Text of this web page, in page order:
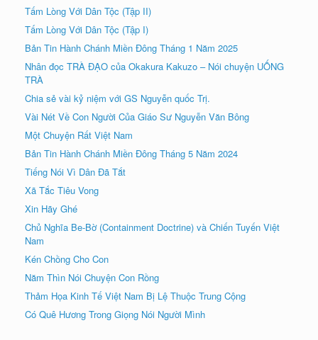
Tấm Lòng Với Dân Tộc (Tập II)
Tấm Lòng Với Dân Tộc (Tập I)
Bản Tin Hành Chánh Miền Đông Tháng 1 Năm 2025
Nhân đọc TRÀ ÐẠO của Okakura Kakuzo – Nói chuyện UỐNG
TRÀ
Chia sẻ vài kỷ niệm với GS Nguyễn quốc Trị.
Vài Nét Về Con Người Của Giáo Sư Nguyễn Văn Bông
Một Chuyện Rất Việt Nam
Bản Tin Hành Chánh Miền Đông Tháng 5 Năm 2024
Tiếng Nói Vì Dân Đã Tắt
Xã Tắc Tiêu Vong
Xin Hãy Ghé
Chủ Nghĩa Be-Bờ (Containment Doctrine) và Chiến Tuyến Việt
Nam
Kén Chồng Cho Con
Năm Thìn Nói Chuyện Con Rồng
Thảm Họa Kinh Tế Việt Nam Bị Lệ Thuộc Trung Cộng
Có Quê Hương Trong Giọng Nói Người Mình